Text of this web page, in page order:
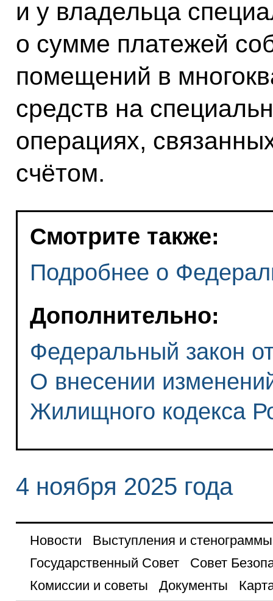
и у владельца
о сумме платежей
помещений в
средств на
операциях,
счётом.
Смотрите также:
Подробнее о
Дополнительно:
Федеральный закон
О внесении
Жилищного кодекса
4 ноября 2025 года
Новости
Выступления и стенограммы
Государственный Совет
Совет
Комиссии и советы
Документы